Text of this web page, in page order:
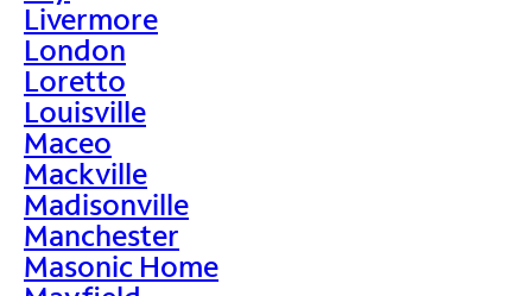
Livermore
London
Loretto
Louisville
Maceo
Mackville
Madisonville
Manchester
Masonic Home